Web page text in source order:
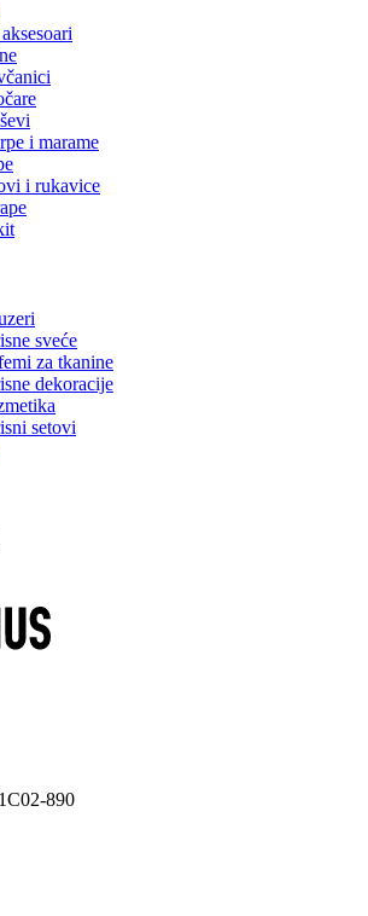
i marame
i rukavice
sveće
za tkanine
dekoracije
setovi
890